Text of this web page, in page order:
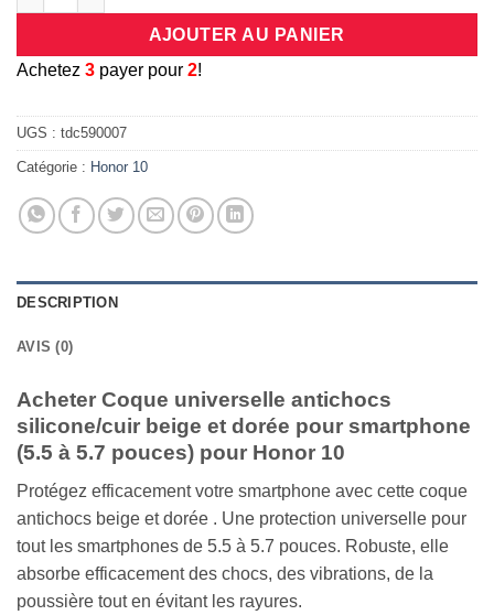
AJOUTER AU PANIER
Achetez 3 payer pour 2!
UGS : tdc590007
Catégorie : Honor 10
DESCRIPTION
AVIS (0)
Acheter Coque universelle antichocs
silicone/cuir beige et dorée pour smartphone
(5.5 à 5.7 pouces) pour Honor 10
Protégez efficacement votre smartphone avec cette coque
antichocs beige et dorée . Une protection universelle pour
tout les smartphones de 5.5 à 5.7 pouces. Robuste, elle
absorbe efficacement des chocs, des vibrations, de la
poussière tout en évitant les rayures.